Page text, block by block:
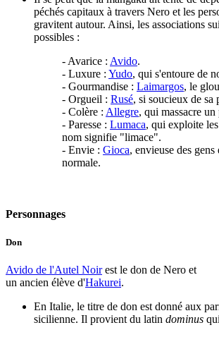
péchés capitaux à travers Nero et les
gravitent autour. Ainsi, les associations
possibles :
- Avarice : Avido.
- Luxure : Yudo, qui s'entoure de
- Gourmandise : Laimargos, le
- Orgueil : Rusé, si soucieux de sa
- Colère : Allegre, qui massacre
- Paresse : Lumaca, qui exploite
nom signifie "limace".
- Envie : Gioca, envieuse des
normale.
Personnages
Don
Avido de l'Autel Noirest le don de Nero et
un ancien élève d'Hakurei.
En Italie, le titre de don est donné aux
sicilienne. Il provient du latin dominus